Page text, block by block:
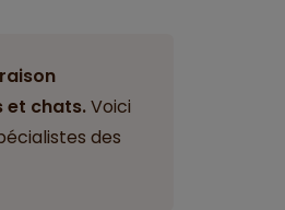
et chats.Voici
des